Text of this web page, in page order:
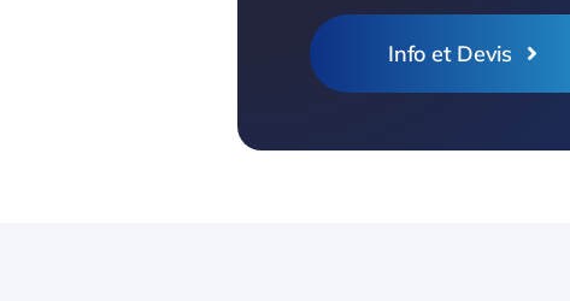
Info et Devis